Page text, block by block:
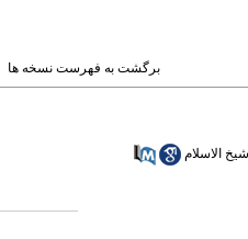
برگشت به فهرست نسخه ها
الاسلام